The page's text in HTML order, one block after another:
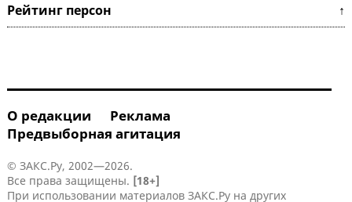
Рейтинг персон ↑
О редакции
Реклама
Предвыборная агитация
© ЗАКС.Ру, 2002—2026.
Все права защищены. [18+]
При использовании материалов ЗАКС.Ру на других